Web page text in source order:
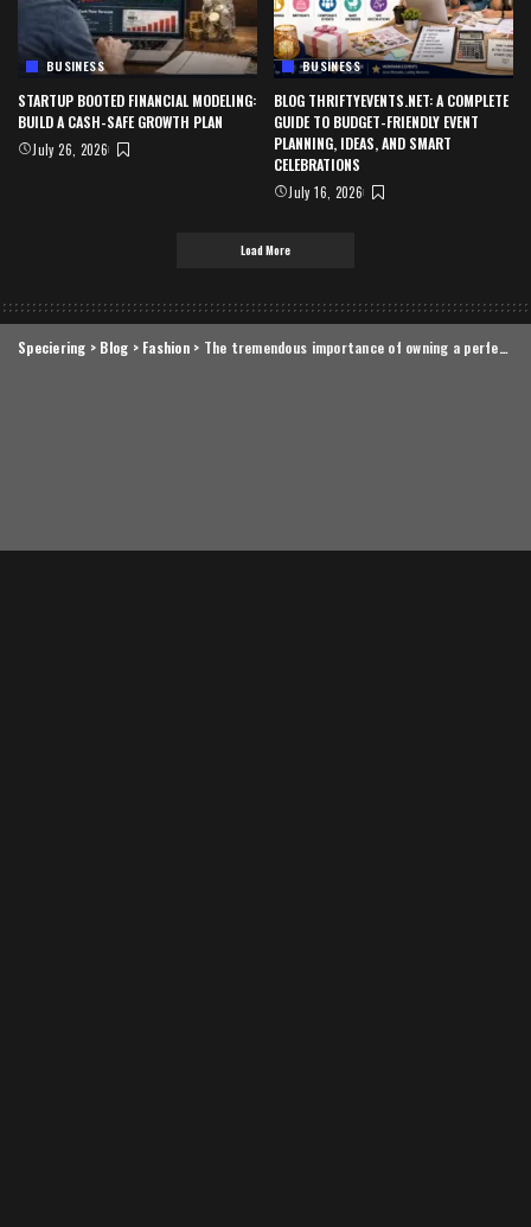
BUSINESS
STARTUP BOOTED FINANCIAL MODELING:
BUILD A CASH-SAFE GROWTH PLAN
July 26, 2026
BUSINESS
BLOG THRIFTYEVENTS.NET: A COMPLETE
GUIDE TO BUDGET-FRIENDLY EVENT
PLANNING, IDEAS, AND SMART
CELEBRATIONS
July 16, 2026
Load More
Speciering > Blog > Fashion> The tremendous importance of owning a perfect piece of clothing